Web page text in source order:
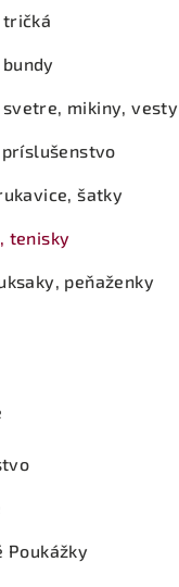
tričká
svetre, mikiny, vesty
šatky
tenisky
peňaženky
Poukážky